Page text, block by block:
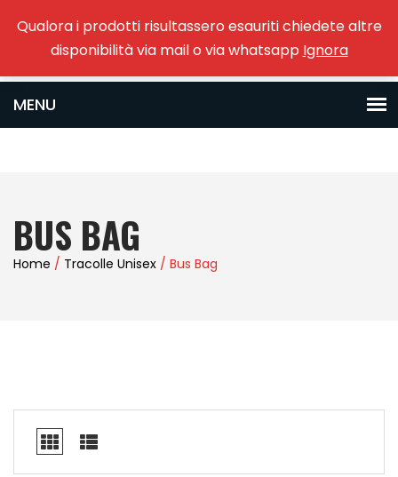
BUS BAG
Home / Tracolle Unisex / Bus Bag
Qualora i prodotti risultassero esauriti chiedete altre
disponibilità via mail o via whatsapp Ignora